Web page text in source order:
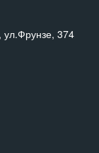
ул.Фрунзе, 374